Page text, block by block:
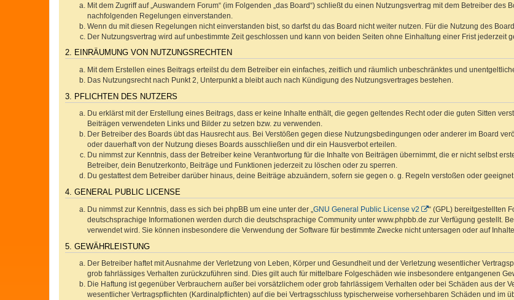
Mit dem Zugriff auf „Auswandern Forum“ (im Folgenden „das Board“) schließt du einen Nutzungsvertrag mit dem Betreiber des
nachfolgenden Regelungen einverstanden.
Wenn du mit diesen Regelungen nicht einverstanden bist, so darfst du das Board nicht weiter nutzen. Für die Nutzung des
Der Nutzungsvertrag wird auf unbestimmte Zeit geschlossen und kann von beiden Seiten ohne Einhaltung einer Frist jederzeit
2. EINRÄUMUNG VON NUTZUNGSRECHTEN
Mit dem Erstellen eines Beitrags erteilst du dem Betreiber ein einfaches, zeitlich und räumlich unbeschränktes und
Das Nutzungsrecht nach Punkt 2, Unterpunkt a bleibt auch nach Kündigung des Nutzungsvertrages bestehen.
3. PFLICHTEN DES NUTZERS
Du erklärst mit der Erstellung eines Beitrags, dass er keine Inhalte enthält, die gegen geltendes Recht oder die guten Sitten
Beiträgen verwendeten Links und Bilder zu setzen bzw. zu verwenden.
Der Betreiber des Boards übt das Hausrecht aus. Bei Verstößen gegen diese Nutzungsbedingungen oder anderer im Board
oder dauerhaft von der Nutzung dieses Boards ausschließen und dir ein Hausverbot erteilen.
Du nimmst zur Kenntnis, dass der Betreiber keine Verantwortung für die Inhalte von Beiträgen übernimmt, die er nicht selbst
Betreiber, dein Benutzerkonto, Beiträge und Funktionen jederzeit zu löschen oder zu sperren.
Du gestattest dem Betreiber darüber hinaus, deine Beiträge abzuändern, sofern sie gegen o. g. Regeln verstoßen oder
4. GENERAL PUBLIC LICENSE
Du nimmst zur Kenntnis, dass es sich bei phpBB um eine unter der „ GNU General Public License v2
“ (GPL) bereitgestellten
deutschsprachige Informationen werden durch die deutschsprachige Community unter www.phpbb.de zur Verfügung gestellt.
verwendet wird. Sie können insbesondere die Verwendung der Software für bestimmte Zwecke nicht untersagen oder auf
5. GEWÄHRLEISTUNG
Der Betreiber haftet mit Ausnahme der Verletzung von Leben, Körper und Gesundheit und der Verletzung wesentlicher
grob fahrlässiges Verhalten zurückzuführen sind. Dies gilt auch für mittelbare Folgeschäden wie insbesondere entgangenen
Die Haftung ist gegenüber Verbrauchern außer bei vorsätzlichem oder grob fahrlässigem Verhalten oder bei Schäden aus der
wesentlicher Vertragspflichten (Kardinalpflichten) auf die bei Vertragsschluss typischerweise vorhersehbaren Schäden und im